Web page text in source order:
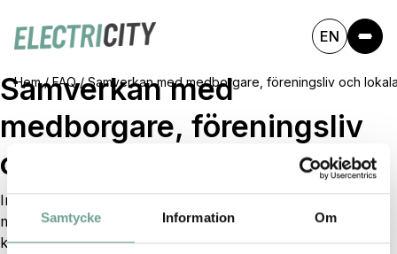
Samtycke Information Om
EN
Hem/FAQ/Samverkan med medborgare, föreningsliv och
Samverkan med
medborgare, föreningsliv
och lokala aktörer.
Initiera och handleda olika insatser i samverkan med
medborgare, föreningsliv och andra lokala aktörer. Det
kan handla om större publika arrangemang, studiecirklar,